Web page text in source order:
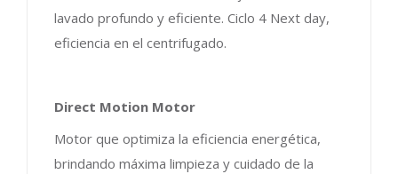
lavado profundo y eficiente. Ciclo 4 Next day,
eficiencia en el centrifugado.
Direct Motion Motor
Motor que optimiza la eficiencia energética,
brindando máxima limpieza y cuidado de la